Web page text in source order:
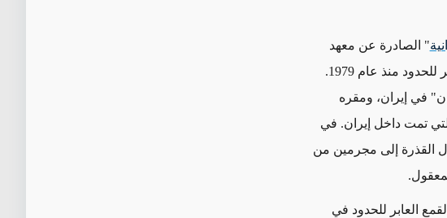
" الصادرة عن معهد
واشنطن، قامت إيران بما لا يقل عن 273 عملاً من أعمال القمع العابر للحدود منذ عام 1979.
في إيران، ومقره
ما أُدرجت الأعمال التي تمت داخل إيران. في
القذرة إلى مجرمين من
العابر للحدود في